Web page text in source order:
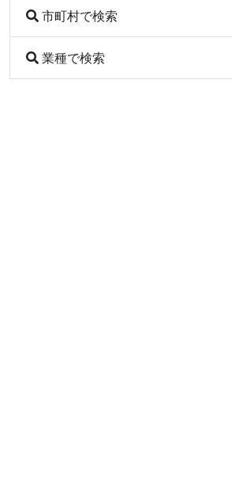
市町村で検索
業種で検索